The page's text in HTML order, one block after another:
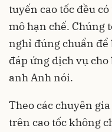
tuyến cao tốc đều
mô hạn chế. Chúng
nghỉ đúng chuẩn
đáp ứng dịch vụ
anh Anh nói.
Theo các chuyên
trên cao tốc không